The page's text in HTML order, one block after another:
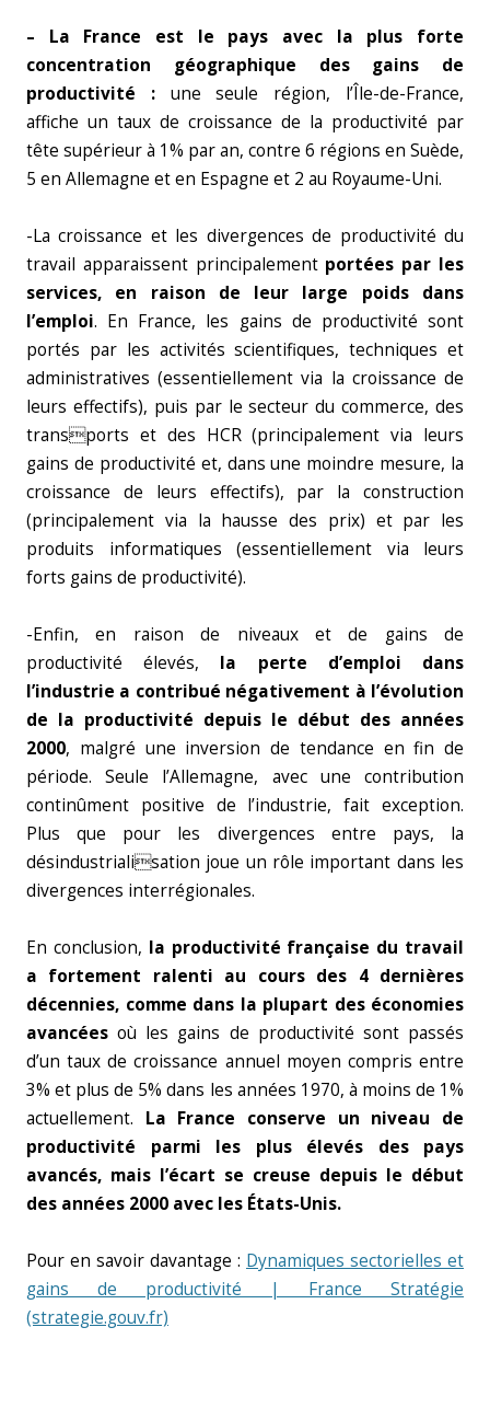
– La France est le pays avec la plus forte
concentration géographique des gains de
productivité :une seule région, l’Île-de-France,
affiche un taux de croissance de la productivité par
tête supérieur à 1% par an, contre 6 régions en Suède,
5 en Allemagne et en Espagne et 2 au Royaume-Uni.
-La croissance et les divergences de productivité du
travail apparaissent principalement portées par les
services, en raison de leur large poids dans
l’emploi. En France, les gains de productivité sont
portés par les activités scientifiques, techniques et
administratives (essentiellement via la croissance de
leurs effectifs), puis par le secteur du commerce, des
transports et des HCR (principalement via leurs
gains de productivité et, dans une moindre mesure, la
croissance de leurs effectifs), par la construction
(principalement via la hausse des prix) et par les
produits informatiques (essentiellement via leurs
forts gains de productivité).
-Enfin, en raison de niveaux et de gains de
productivité élevés, la perte d’emploi dans
l’industrie a contribué négativement à l’évolution
de la productivité depuis le début des années
2000, malgré une inversion de tendance en fin de
période. Seule l’Allemagne, avec une contribution
continûment positive de l’industrie, fait exception.
Plus que pour les divergences entre pays, la
désindustrialisation joue un rôle important dans les
divergences interrégionales.
En conclusion, la productivité française du travail
a fortement ralenti au cours des 4 dernières
décennies, comme dans la plupart des économies
avancées où les gains de productivité sont passés
d’un taux de croissance annuel moyen compris entre
3% et plus de 5% dans les années 1970, à moins de 1%
actuellement. La France conserve un niveau de
productivité parmi les plus élevés des pays
avancés, mais l’écart se creuse depuis le début
des années 2000 avec les États-Unis.
Pour en savoir davantage : Dynamiques sectorielles et
gains de productivité | France Stratégie
(strategie.gouv.fr)